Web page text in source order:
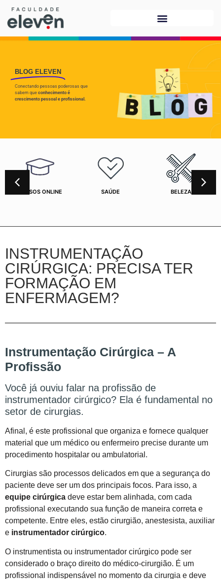
BLOG ELEVEN
Conectando pessoas poderosas que
sabem que conhecimento é
crescimento pessoal e profissional.
CURSOS ONLINE SAÚDE BELEZA
INSTRUMENTAÇÃO
CIRÚRGICA: PRECISA TER
FORMAÇÃO EM
ENFERMAGEM?
Instrumentação Cirúrgica – A
Profissão
Você já ouviu falar na profissão de
instrumentador cirúrgico? Ela é fundamental no
setor de cirurgias.
Afinal, é este profissional que organiza e fornece qualquer
material que um médico ou enfermeiro precise durante um
procedimento hospitalar ou ambulatorial.
Cirurgias são processos delicados em que a segurança do
paciente deve ser um dos principais focos. Para isso, a
equipe cirúrgica deve estar bem alinhada, com cada
profissional executando sua função de maneira correta e
competente. Entre eles, estão cirurgião, anestesista, auxiliar
e instrumentador cirúrgico.
O instrumentista ou instrumentador cirúrgico pode ser
considerado o braço direito do médico-cirurgião. É um
profissional indispensável no momento da cirurgia e deve